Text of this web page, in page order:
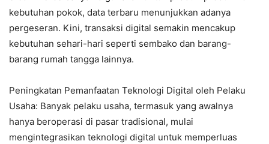
kebutuhan pokok, data terbaru menunjukkan adanya
pergeseran. Kini, transaksi digital semakin mencakup
kebutuhan sehari-hari seperti sembako dan barang-
barang rumah tangga lainnya.
Peningkatan Pemanfaatan Teknologi Digital oleh Pelaku
Usaha: Banyak pelaku usaha, termasuk yang awalnya
hanya beroperasi di pasar tradisional, mulai
mengintegrasikan teknologi digital untuk memperluas